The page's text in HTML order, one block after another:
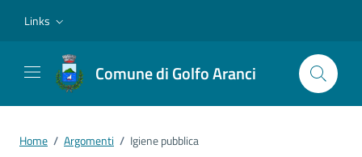
Links
Comune di Golfo Aranci
Home / Argomenti / Igiene pubblica